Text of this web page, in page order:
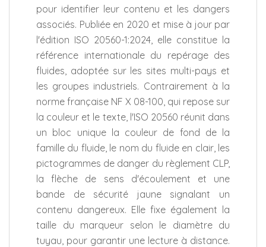
pour identifier leur contenu et les dangers
associés. Publiée en 2020 et mise à jour par
l'édition ISO 20560-1:2024, elle constitue la
référence internationale du repérage des
fluides, adoptée sur les sites multi-pays et
les groupes industriels. Contrairement à la
norme française NF X 08-100, qui repose sur
la couleur et le texte, l'ISO 20560 réunit dans
un bloc unique la couleur de fond de la
famille du fluide, le nom du fluide en clair, les
pictogrammes de danger du règlement CLP,
la flèche de sens d'écoulement et une
bande de sécurité jaune signalant un
contenu dangereux. Elle fixe également la
taille du marqueur selon le diamètre du
tuyau, pour garantir une lecture à distance.